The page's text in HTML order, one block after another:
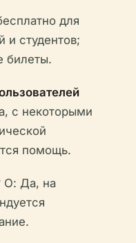
для
и студентов;
билеты.
с некоторыми
помощь.
О: Да, на